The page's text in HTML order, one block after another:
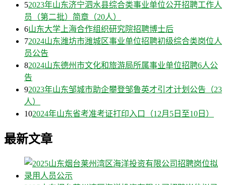
52023年山东济宁泗水县综合类事业单位公开招聘工作人
员（第二批）简章（20人）
6山东大学上海合作组织研究院招聘博士后
72024山东潍坊市潍城区事业单位招聘初级综合类岗位人
员公告
82024山东德州市文化和旅游局所属事业单位招聘6人公
告
92023年山东邹城市助企攀登邹鲁英才引才计划公告（23
人）
102024年山东省考准考证打印入口（12月5日至10日）
最新文章